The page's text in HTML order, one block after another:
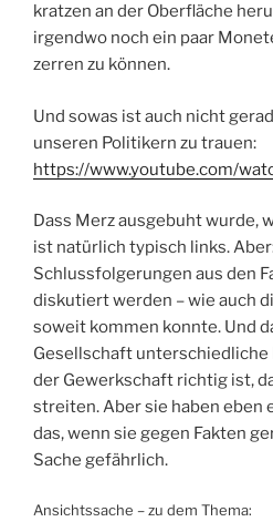
kratzen an der Oberfläche
irgendwo noch ein paar
zerren zu können.
Und sowas ist auch nicht
unseren Politikern zu trauen:
https://www.youtube.com/
Dass Merz ausgebuht wurde,
ist natürlich typisch links.
Schlussfolgerungen aus den
diskutiert werden – wie auch
soweit kommen konnte. Und
Gesellschaft unterschiedliche
der Gewerkschaft richtig ist,
streiten. Aber sie haben eben
das, wenn sie gegen Fakten
Sache gefährlich.
Ansichtssache – zu dem Thema: